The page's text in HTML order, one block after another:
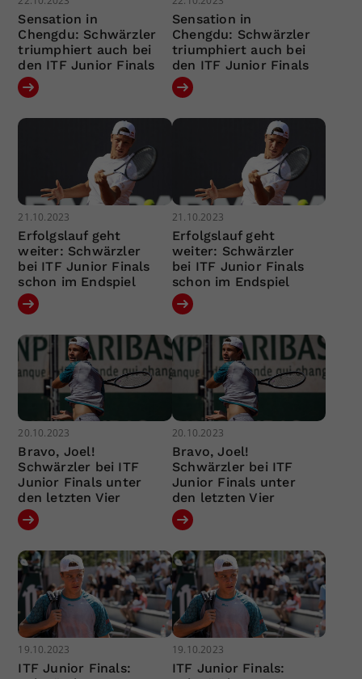
Sensation in
Chengdu: Schwärzler
triumphiert auch bei
den ITF Junior Finals
Sensation in
Chengdu: Schwärzler
triumphiert auch bei
den ITF Junior Finals
21.10.2023
Erfolgslauf geht
weiter: Schwärzler
bei ITF Junior Finals
schon im Endspiel
21.10.2023
Erfolgslauf geht
weiter: Schwärzler
bei ITF Junior Finals
schon im Endspiel
20.10.2023
Bravo, Joel!
Schwärzler bei ITF
Junior Finals unter
den letzten Vier
20.10.2023
Bravo, Joel!
Schwärzler bei ITF
Junior Finals unter
den letzten Vier
19.10.2023
ITF Junior Finals:
19.10.2023
ITF Junior Finals: